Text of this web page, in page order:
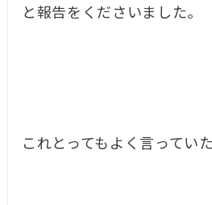
と報告をくださいました。
これとってもよく言ってい